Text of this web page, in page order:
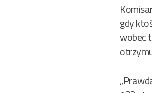
gdy
wobec